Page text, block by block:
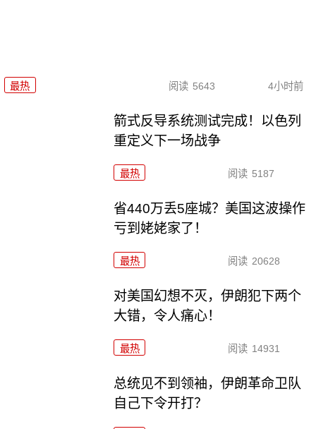
最热 阅读 5643 4小时前
箭式反导系统测试完成！以色列
重定义下一场战争
最热 阅读 5187
省440万丢5座城？美国这波操作
亏到姥姥家了！
最热 阅读 20628
对美国幻想不灭，伊朗犯下两个
大错，令人痛心！
最热 阅读 14931
总统见不到领袖，伊朗革命卫队
自己下令开打？